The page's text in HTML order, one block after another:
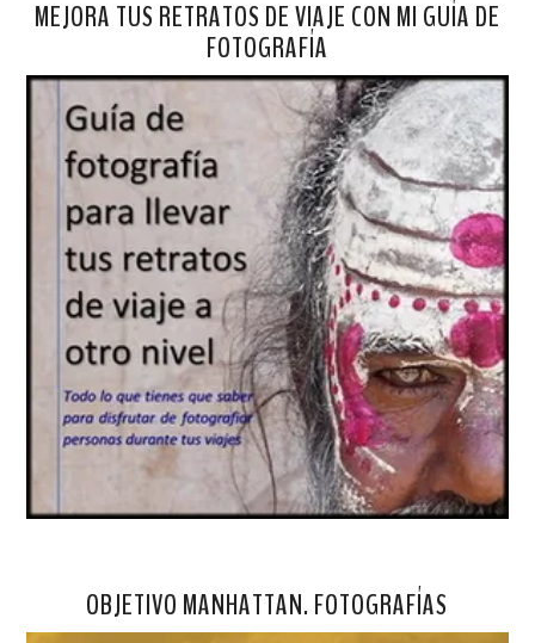
MEJORA TUS RETRATOS DE VIAJE CON MI GUÍA DE
FOTOGRAFÍA
OBJETIVO MANHATTAN. FOTOGRAFÍAS